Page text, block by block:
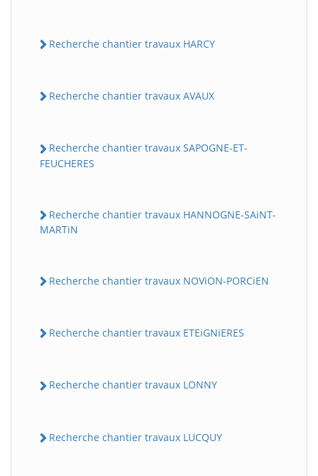
Recherche chantier travaux HARCY
Recherche chantier travaux AVAUX
Recherche chantier travaux SAPOGNE-ET-
FEUCHERES
Recherche chantier travaux HANNOGNE-SAiNT-
MARTiN
Recherche chantier travaux NOViON-PORCiEN
Recherche chantier travaux ETEiGNiERES
Recherche chantier travaux LONNY
Recherche chantier travaux LUCQUY